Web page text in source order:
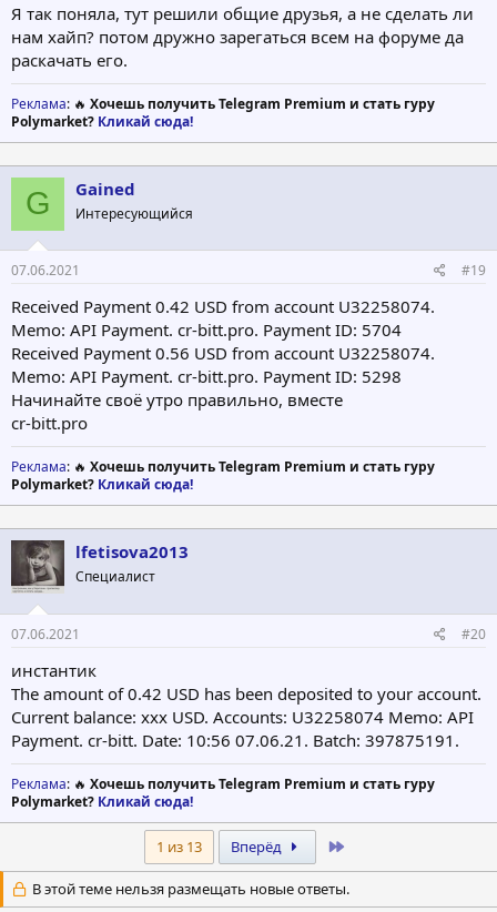
Я так поняла, тут решили общие друзья, а не сделать ли
нам хайп? потом дружно зарегаться всем на форуме да
раскачать его.
Реклама: 🔥 Хочешь получить Telegram Premium и стать гуру
Polymarket? Кликай сюда!
G Gained
Интересующийся
07.06.2021 #19
Received Payment 0.42 USD from account U32258074.
Memo: API Payment. cr-bitt.pro. Payment ID: 5704
Received Payment 0.56 USD from account U32258074.
Memo: API Payment. cr-bitt.pro. Payment ID: 5298
Начинайте своё утро правильно, вместе
cr-bitt.pro
Реклама: 🔥 Хочешь получить Telegram Premium и стать гуру
Polymarket? Кликай сюда!
lfetisova2013
Специалист
07.06.2021 #20
инстантик
The amount of 0.42 USD has been deposited to your account.
Current balance: ххх USD. Accounts: U32258074 Memo: API
Payment. cr-bitt. Date: 10:56 07.06.21. Batch: 397875191.
Реклама: 🔥 Хочешь получить Telegram Premium и стать гуру
Polymarket? Кликай сюда!
1 из 13 Вперёд
В этой теме нельзя размещать новые ответы.